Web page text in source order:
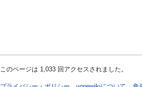
このページは 1,033 回アクセスされました。